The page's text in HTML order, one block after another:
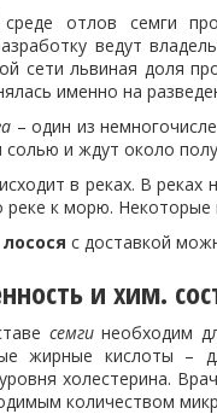
отлов семги
ведут
сети львиная доля
именно на
– один из
солью и ждут около
в реках. В реках
реке к морю.
с доставкой
и хим.
семгинеобходим
жирные кислоты –
холестерина.
количеством